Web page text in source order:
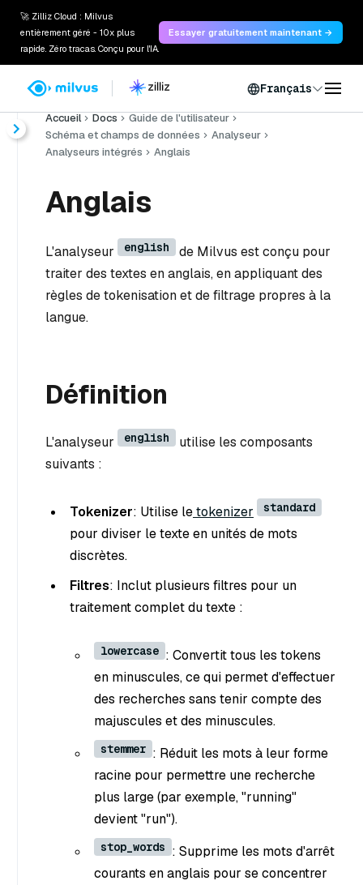
🚀 Zilliz Cloud : Milvus
entièrement géré - 10x plus
rapide. Zéro tracas. Conçu pour l'IA.
Essayer gratuitement maintenant →
Français
Accueil Docs
Guide de l'utilisateur
Schéma et champs de données
Analyseur
Analyseurs intégrés
Anglais
Anglais
L'analyseur english
de Milvus est conçu pour
traiter des textes en anglais, en appliquant des
règles de tokenisation et de filtrage propres à la
langue.
Définition
L'analyseur english
utilise les composants
suivants :
Tokenizer: Utilise letokenizer standard
pour diviser le texte en unités de mots
discrètes.
Filtres: Inclut plusieurs filtres pour un
traitement complet du texte :
lowercase : Convertit tous les tokens
en minuscules, ce qui permet d'effectuer
des recherches sans tenir compte des
majuscules et des minuscules.
stemmer : Réduit les mots à leur forme
racine pour permettre une recherche
plus large (par exemple, "running"
devient "run").
stop_words : Supprime les mots d'arrêt
courants en anglais pour se concentrer